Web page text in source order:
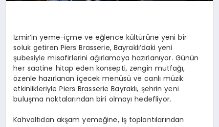
İzmir’in yeme-içme ve eğlence kültürüne yeni bir
soluk getiren Piers Brasserie, Bayraklı’daki yeni
şubesiyle misafirlerini ağırlamaya hazırlanıyor. Günün
her saatine hitap eden konsepti, zengin mutfağı,
özenle hazırlanan içecek menüsü ve canlı müzik
etkinlikleriyle Piers Brasserie Bayraklı, şehrin yeni
buluşma noktalarından biri olmayı hedefliyor.
Kahvaltıdan akşam yemeğine, iş toplantılarından